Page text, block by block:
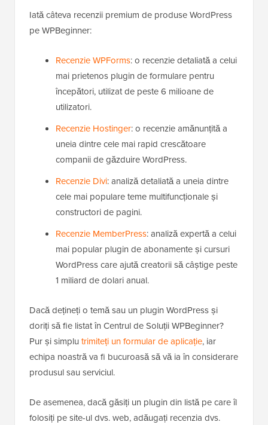
Iată câteva recenzii premium de produse WordPress
pe WPBeginner:
Recenzie WPForms: o recenzie detaliată a celui
mai prietenos plugin de formulare pentru
începători, utilizat de peste 6 milioane de
utilizatori.
Recenzie Hostinger: o recenzie amănunțită a
uneia dintre cele mai rapid crescătoare
companii de găzduire WordPress.
Recenzie Divi: analiză detaliată a uneia dintre
cele mai populare teme multifuncționale și
constructori de pagini.
Recenzie MemberPress: analiză expertă a celui
mai popular plugin de abonamente și cursuri
WordPress care ajută creatorii să câștige peste
1 miliard de dolari anual.
Dacă dețineți o temă sau un plugin WordPress și
doriți să fie listat în Centrul de Soluții WPBeginner?
Pur și simplu trimiteți un formular de aplicație, iar
echipa noastră va fi bucuroasă să vă ia în considerare
produsul sau serviciul.
De asemenea, dacă găsiți un plugin din listă pe care îl
folosiți pe site-ul dvs. web, adăugați recenzia dvs.